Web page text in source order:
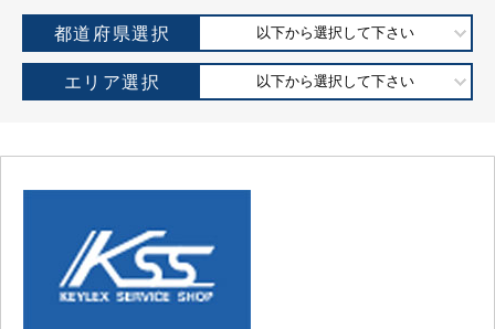
都道府県選択 以下から選択して下さい
エリア選択 以下から選択して下さい